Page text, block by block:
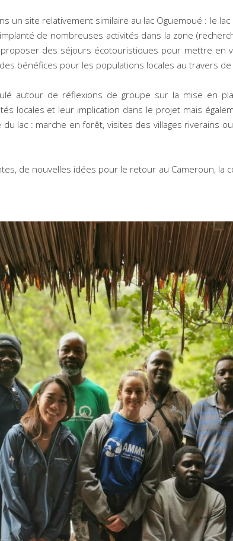
un site relativement similaire au lac Oguemoué : le
de nombreuses activités dans la zone
proposer des séjours écotouristiques pour mettre
bénéfices pour les populations locales au travers de
autour de réflexions de groupe sur la mise en
locales et leur implication dans le projet mais
lac : marche en forêt, visites des villages riverains
de nouvelles idées pour le retour au Cameroun, la